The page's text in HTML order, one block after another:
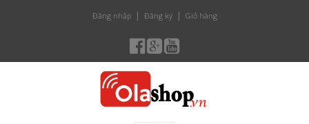
Đăng nhập Đăng ký Giỏ hàng